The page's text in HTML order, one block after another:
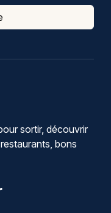
sortir, découvrir
bons